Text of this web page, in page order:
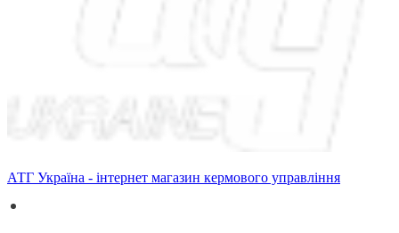
АТГ Україна - інтернет магазин кермового управління